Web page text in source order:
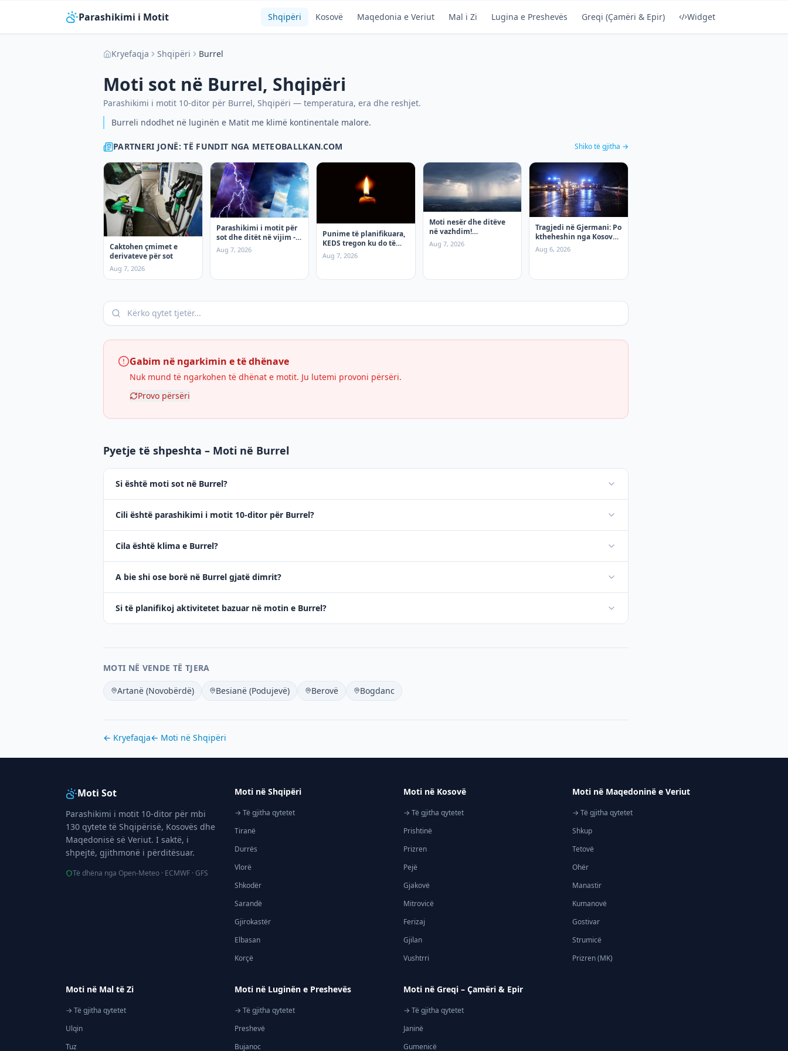
Parashikimi i Motit Shqipëri Kosovë Maqedonia e Veriut Mal i Zi Lugina e Preshevës Greqi (Çamëri & Epir) Widget
Kryefaqja Shqipëri Burrel
Moti sot në Burrel, Shqipëri
Parashikimi i motit 10-ditor për Burrel, Shqipëri — temperatura, era dhe reshjet.
Burreli ndodhet në luginën e Matit me klimë kontinentale malore.
PARTNERI JONË: TË FUNDIT NGA METEOBALLKAN.COM Shiko të gjitha →
Caktohen çmimet e
derivateve për sot
Aug 7, 2026
Parashikimi i motit për
sot dhe ditët në vijim - e
premte
Aug 7, 2026
Punime të planifikuara,
KEDS tregon ku do të
ketë ndërprerje të
rrymës premten!
Aug 7, 2026
Moti nesër dhe ditëve
në vazhdim!
(07.08.2026.) e Premte
Aug 7, 2026
Tragjedi në Gjermani: Po
ktheheshin nga Kosova,
tre mërgimtarë vdesin
në aksident
Aug 6, 2026
Gabim në ngarkimin e të dhënave
Nuk mund të ngarkohen të dhënat e motit. Ju lutemi provoni përsëri.
Provo përsëri
Pyetje të shpeshta – Moti në Burrel
Si është moti sot në Burrel?
Cili është parashikimi i motit 10-ditor për Burrel?
Cila është klima e Burrel?
A bie shi ose borë në Burrel gjatë dimrit?
Si të planifikoj aktivitetet bazuar në motin e Burrel?
MOTI NË VENDE TË TJERA
Artanë (Novobërdë) Besianë (Podujevë) Berovë Bogdanc
← Kryefaqja← Moti në Shqipëri
Moti Sot
Parashikimi i motit 10-ditor për mbi
130 qytete të Shqipërisë, Kosovës dhe
Maqedonisë së Veriut. I saktë, i
shpejtë, gjithmonë i përditësuar.
Të dhëna nga Open-Meteo · ECMWF · GFS
Moti në Shqipëri
→ Të gjitha qytetet
Tiranë
Durrës
Vlorë
Shkodër
Sarandë
Gjirokastër
Elbasan
Korçë
Moti në Kosovë
→ Të gjitha qytetet
Prishtinë
Prizren
Pejë
Gjakovë
Mitrovicë
Ferizaj
Gjilan
Vushtrri
Moti në Maqedoninë e Veriut
→ Të gjitha qytetet
Shkup
Tetovë
Ohër
Manastir
Kumanovë
Gostivar
Strumicë
Prizren (MK)
Moti në Mal të Zi
→ Të gjitha qytetet
Ulqin
Tuz
Moti në Luginën e Preshevës
→ Të gjitha qytetet
Preshevë
Bujanoc
Moti në Greqi – Çamëri & Epir
→ Të gjitha qytetet
Janinë
Gumenicë